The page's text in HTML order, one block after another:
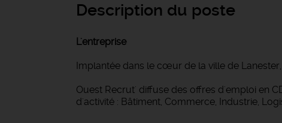
Description du poste
L'entreprise
Implantée dans le cœur de la ville de
Ouest Recrut' diffuse des offres d'emploi en
d'activité : Bâtiment, Commerce, Industrie,